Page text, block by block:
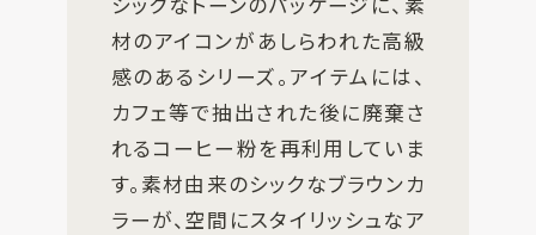
材のアイコンがあしらわれた高級
感のあるシリーズ。アイテムには、
カフェ等で抽出された後に廃棄さ
れるコーヒー粉を再利用していま
す。素材由来のシックなブラウンカ
ラーが、空間にスタイリッシュなア